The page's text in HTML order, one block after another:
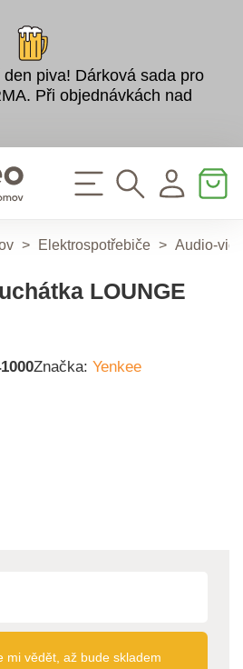
piva! Dárková sada pro
Při objednávkách nad
> Elektrospotřebiče > Audio-
LOUNGE
Značka: Yenkee
mi vědět, až bude skladem